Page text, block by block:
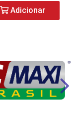
Adicionar